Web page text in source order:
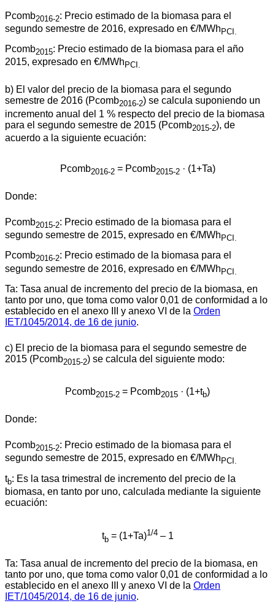
Pcomb2016-2: Precio estimado de la biomasa para el
segundo semestre de 2016, expresado en €/MWh PCI.
Pcomb2015: Precio estimado de la biomasa para el año
2015, expresado en €/MWh PCI.
b) El valor del precio de la biomasa para el segundo
semestre de 2016 (Pcomb2016-2) se calcula suponiendo un
incremento anual del 1 % respecto del precio de la biomasa
para el segundo semestre de 2015 (Pcomb2015-2), de
acuerdo a la siguiente ecuación:
Pcomb2016-2= Pcomb2015-2· (1+Ta)
Donde:
Pcomb2015-2: Precio estimado de la biomasa para el
segundo semestre de 2015, expresado en €/MWh PCI.
Pcomb2016-2: Precio estimado de la biomasa para el
segundo semestre de 2016, expresado en €/MWh PCI.
Ta: Tasa anual de incremento del precio de la biomasa, en
tanto por uno, que toma como valor 0,01 de conformidad a lo
establecido en el anexo III y anexo VI de la Orden
IET/1045/2014, de 16 de junio.
c) El precio de la biomasa para el segundo semestre de
2015 (Pcomb2015-2) se calcula del siguiente modo:
Pcomb2015-2 = Pcomb2015 · (1+tb)
Donde:
Pcomb2015-2: Precio estimado de la biomasa para el
segundo semestre de 2015, expresado en €/MWh PCI.
tb: Es la tasa trimestral de incremento del precio de la
biomasa, en tanto por uno, calculada mediante la siguiente
ecuación:
tb = (1+Ta)1/4– 1
Ta: Tasa anual de incremento del precio de la biomasa, en
tanto por uno, que toma como valor 0,01 de conformidad a lo
establecido en el anexo III y anexo VI de la Orden
IET/1045/2014, de 16 de junio.